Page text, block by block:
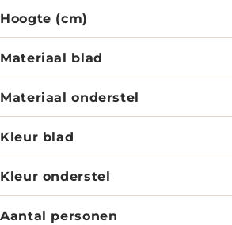
Hoogte (cm)
Materiaal blad
Materiaal onderstel
Kleur blad
Kleur onderstel
Aantal personen